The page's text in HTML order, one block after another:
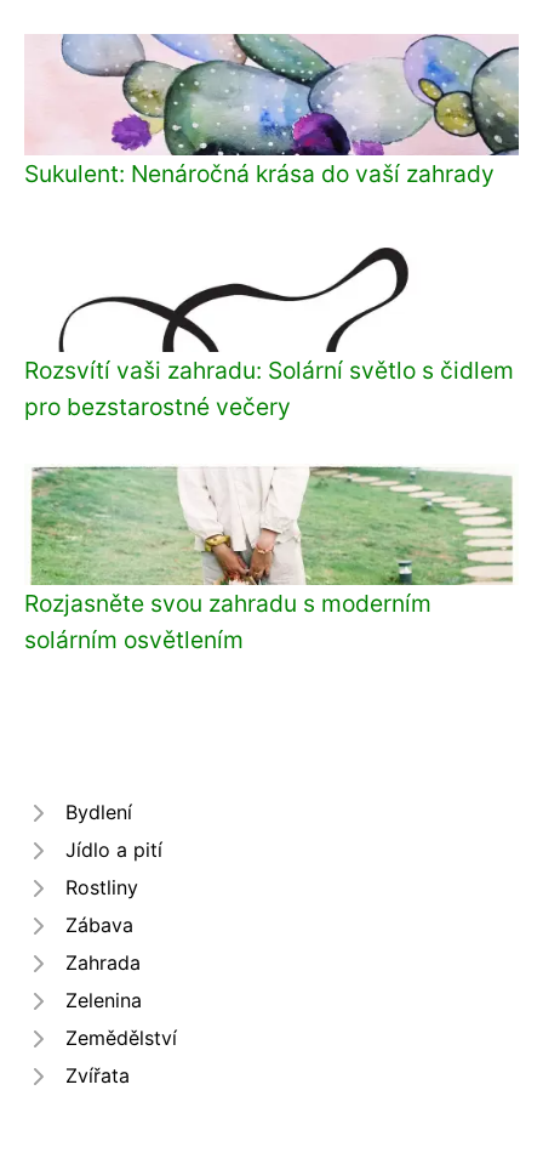
Sukulent: Nenáročná krása do vaší zahrady
Rozsvítí vaši zahradu: Solární světlo s čidlem
pro bezstarostné večery
Rozjasněte svou zahradu s moderním
solárním osvětlením
Bydlení
Jídlo a pití
Rostliny
Zábava
Zahrada
Zelenina
Zemědělství
Zvířata